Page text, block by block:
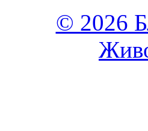
© 2026